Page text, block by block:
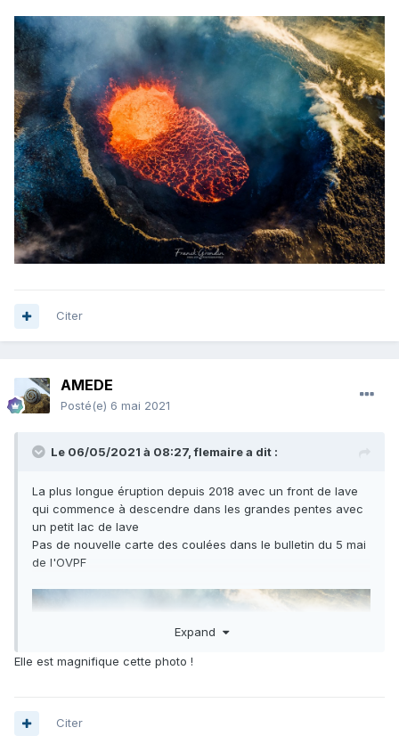
Citer
AMEDE
Posté(e) 6 mai 2021
Le 06/05/2021 à 08:27,flemairea dit :
La plus longue éruption depuis 2018 avec un front de lave
qui commence à descendre dans les grandes pentes avec
un petit lac de lave
Pas de nouvelle carte des coulées dans le bulletin du 5 mai
de l'OVPF
Expand
Elle est magnifique cette photo !
Citer